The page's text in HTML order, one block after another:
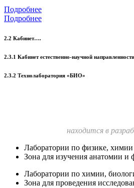
Подробнее
Подробнее
2.2 Кабинет….
2.3.1 Кабинет естественно-научной направленности
2.3.2 Технолаборатория «БИО»
находится в
Лаборатории по физике,
Зона для изучения анатомии и
Лаборатории по химии,
Зона для проведения